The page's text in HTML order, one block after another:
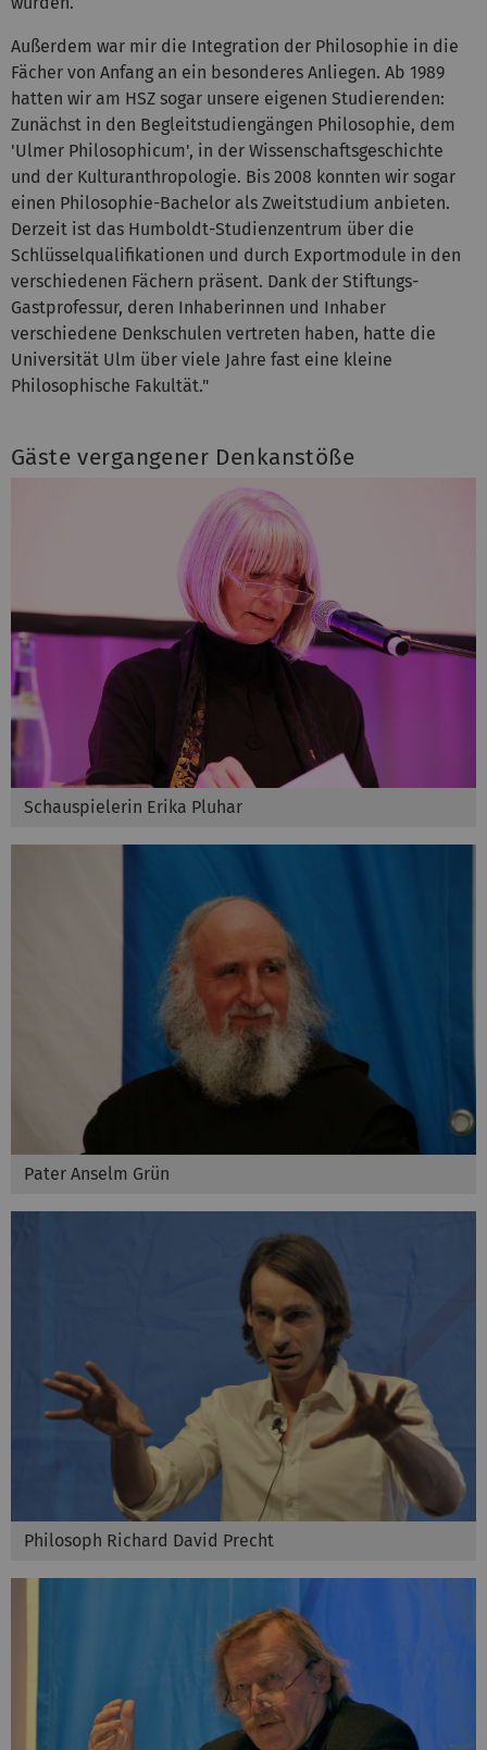
Außerdem war mir die Integration der Philosophie in die
Fächer von Anfang an ein besonderes Anliegen. Ab 1989
hatten wir am HSZ sogar unsere eigenen Studierenden:
Zunächst in den Begleitstudiengängen Philosophie, dem
'Ulmer Philosophicum', in der Wissenschaftsgeschichte
und der Kulturanthropologie. Bis 2008 konnten wir sogar
einen Philosophie-Bachelor als Zweitstudium anbieten.
Derzeit ist das Humboldt-Studienzentrum über die
Schlüsselqualifikationen und durch Exportmodule in den
verschiedenen Fächern präsent. Dank der Stiftungs-
Gastprofessur, deren Inhaberinnen und Inhaber
verschiedene Denkschulen vertreten haben, hatte die
Universität Ulm über viele Jahre fast eine kleine
Philosophische Fakultät."
Gäste vergangener Denkanstöße
Schauspielerin Erika Pluhar
Pater Anselm Grün
Philosoph Richard David Precht